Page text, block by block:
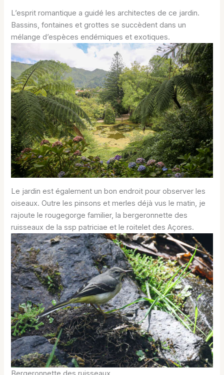
L’esprit romantique a guidé les architectes de ce jardin.
Bassins, fontaines et grottes se succèdent dans un
mélange d’espèces endémiques et exotiques.
Le jardin est également un bon endroit pour observer les
oiseaux. Outre les pinsons et merles déjà vus le matin, je
rajoute le rougegorge familier, la bergeronnette des
ruisseaux de la ssp patriciae et le roitelet des Açores.